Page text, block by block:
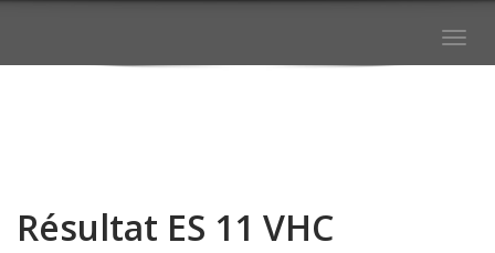
Résultat ES 11 VHC